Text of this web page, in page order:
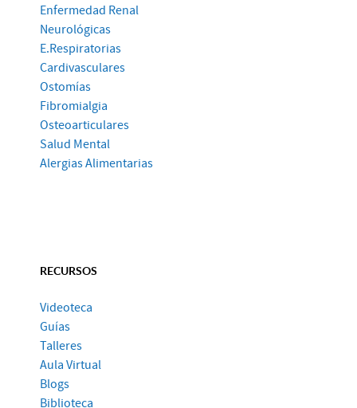
Enfermedad Renal
Neurológicas
E.Respiratorias
Cardivasculares
Ostomías
Fibromialgia
Osteoarticulares
Salud Mental
Alergias Alimentarias
RECURSOS
Videoteca
Guías
Talleres
Aula Virtual
Blogs
Biblioteca